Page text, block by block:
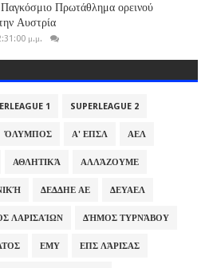
Πρωτάθλημα ορεινού
Αυστρία
μ.μ.
1 SUPERLEAGUE 2
ΌΛΥΜΠΟΣ Α' ΕΠΣΛ ΑΕΛ
ΑΘΛΗΤΙΚΆ ΑΛΛΆΖΟΥΜΕ
ΔΕΔΔΗΕ ΑΕ ΔΕΥΑΕΛ
ΛΑΡΙΣΑΊΩΝ ΔΉΜΟΣ ΤΥΡΝΆΒΟΥ
ΕΜΥ ΕΠΣ ΛΆΡΙΣΑΣ